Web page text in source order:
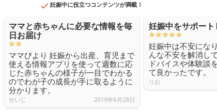
妊娠中に役立つコンテンツが満載！
ママと赤ちゃんに必要な情報を毎
日お届け
ママびより 妊娠から出産、育児まで
使える情報アプリを使って週数に応
じた赤ちゃんの様子が一目でわかる
のでわが子の成長が手に取るように
分かります。
せいじ 2019年6月28日
妊娠中をサポー
妊娠中は不安にな
んな不安を解消し
ドバイスや体験談
て良かったです。
りお